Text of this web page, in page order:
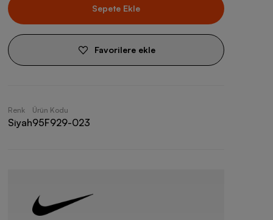
Sepete Ekle
Favorilere ekle
Renk
Siyah
Ürün Kodu
95F929-023